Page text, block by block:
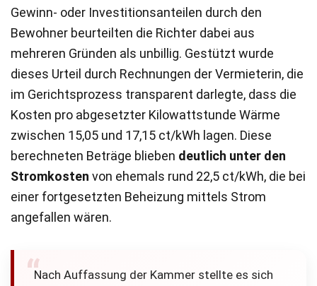
Gewinn- oder Investitionsanteilen durch den
Bewohner beurteilten die Richter dabei aus
mehreren Gründen als unbillig. Gestützt wurde
dieses Urteil durch Rechnungen der Vermieterin, die
im Gerichtsprozess transparent darlegte, dass die
Kosten pro abgesetzter Kilowattstunde Wärme
zwischen 15,05 und 17,15 ct/kWh lagen. Diese
berechneten Beträge blieben deutlich unter den
Stromkosten von ehemals rund 22,5 ct/kWh, die bei
einer fortgesetzten Beheizung mittels Strom
angefallen wären.
Nach Auffassung der Kammer stellte es sich